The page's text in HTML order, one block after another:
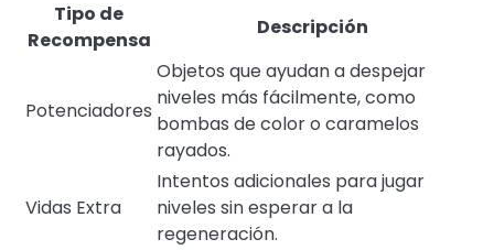
Tipo de
Recompensa
Descripción
Potenciadores
Objetos que ayudan a despejar
niveles más fácilmente, como
bombas de color o caramelos
rayados.
Vidas Extra
Intentos adicionales para jugar
niveles sin esperar a la
regeneración.